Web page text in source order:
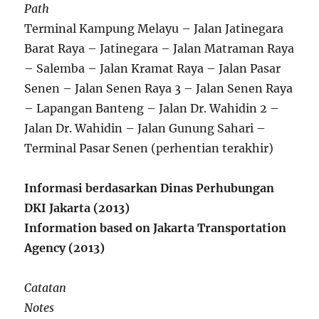
Path
Terminal Kampung Melayu – Jalan Jatinegara
Barat Raya – Jatinegara – Jalan Matraman Raya
– Salemba – Jalan Kramat Raya – Jalan Pasar
Senen – Jalan Senen Raya 3 – Jalan Senen Raya
– Lapangan Banteng – Jalan Dr. Wahidin 2 –
Jalan Dr. Wahidin – Jalan Gunung Sahari –
Terminal Pasar Senen (perhentian terakhir)
Informasi berdasarkan Dinas Perhubungan
DKI Jakarta (2013)
Information based on Jakarta Transportation
Agency (2013)
Catatan
Notes